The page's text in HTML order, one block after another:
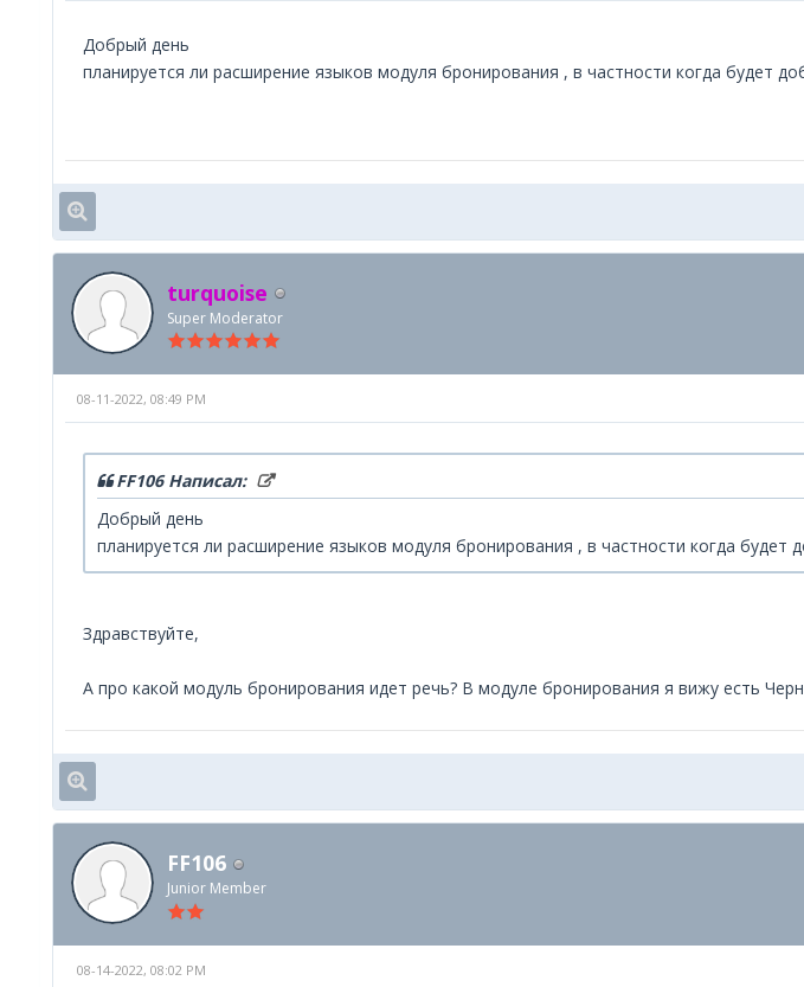
Добрый день
планируется ли расширение языков модуля бронирования , в частности когда будет
turquoise
Super Moderator
08-11-2022, 08:49 PM
FF106 Написал:
Добрый день
планируется ли расширение языков модуля бронирования , в частности когда будет
Здравствуйте,
А про какой модуль бронирования идет речь? В модуле бронирования я вижу есть
FF106
Junior Member
08-14-2022, 08:02 PM